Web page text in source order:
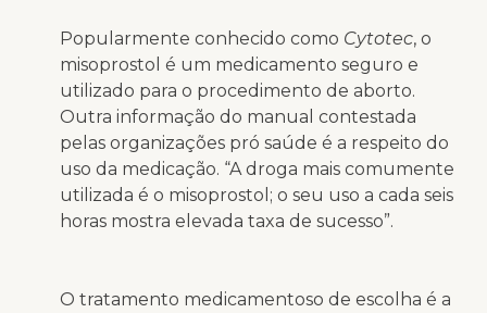
Popularmente conhecido como Cytotec, o
misoprostol é um medicamento seguro e
utilizado para o procedimento de aborto.
Outra informação do manual contestada
pelas organizações pró saúde é a respeito do
uso da medicação. “A droga mais comumente
utilizada é o misoprostol; o seu uso a cada seis
horas mostra elevada taxa de sucesso”.
O tratamento medicamentoso de escolha é a